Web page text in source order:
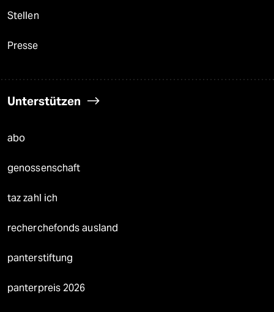
Stellen
Presse
Unterstützen
abo
genossenschaft
taz zahl ich
recherchefonds ausland
panterstiftung
panterpreis 2026